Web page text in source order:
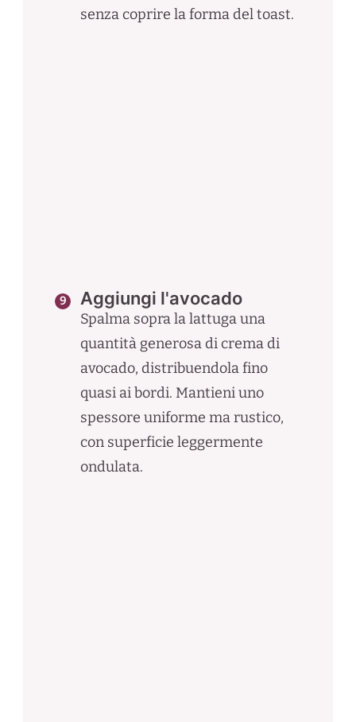
senza coprire la forma del toast.
Aggiungi l'avocado
Spalma sopra la lattuga una
quantità generosa di crema di
avocado, distribuendola fino
quasi ai bordi. Mantieni uno
spessore uniforme ma rustico,
con superficie leggermente
ondulata.